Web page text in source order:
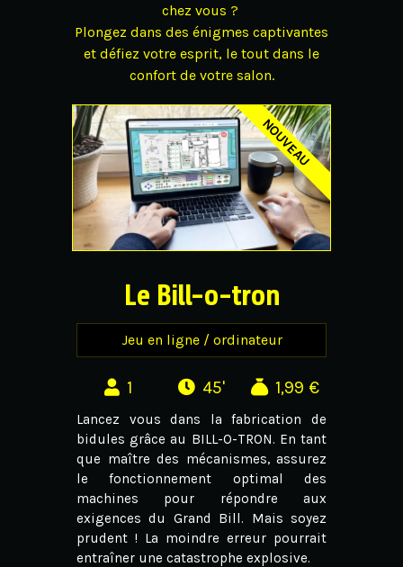
chez vous ?
Plongez dans des énigmes captivantes
et défiez votre esprit, le tout dans le
confort de votre salon.
Le Bill-o-tron
Jeu en ligne / ordinateur
1 45' 1,99 €
Lancez vous dans la fabrication de
bidules grâce au BILL-O-TRON. En tant
que maître des mécanismes, assurez
le fonctionnement optimal des
machines pour répondre aux
exigences du Grand Bill. Mais soyez
prudent ! La moindre erreur pourrait
entraîner une catastrophe explosive.